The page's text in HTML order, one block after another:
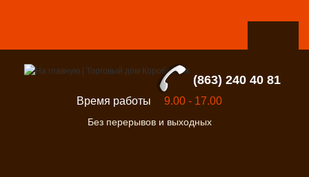
(863) 240 40 81
Время работы 9.00 - 17.00
Без перерывов и выходных